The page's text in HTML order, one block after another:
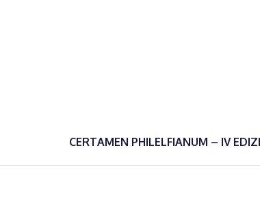
CERTAMEN PHILELFIANUM – IV